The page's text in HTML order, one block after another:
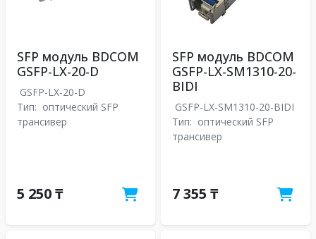
SFP модуль BDCOM
GSFP-LX-20-D
GSFP-LX-20-D
Тип: оптический SFP
трансивер
5 250 ₸
SFP модуль BDCOM
GSFP-LX-SM1310-20-
BIDI
GSFP-LX-SM1310-20-BIDI
Тип: оптический SFP
трансивер
7 355 ₸